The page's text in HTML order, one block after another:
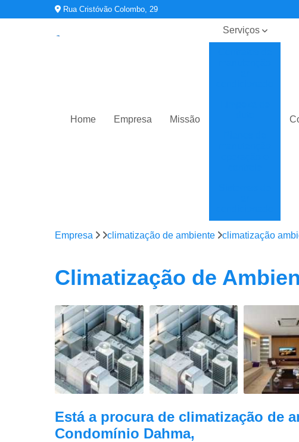
Rua Cristóvão Colombo, 29
Home Empresa Missão
Serviços
Sistemas de
climatização
Empresa climatização de ambiente climatização
Climatização de
Está a procura de climatização de
Condomínio Dahma,